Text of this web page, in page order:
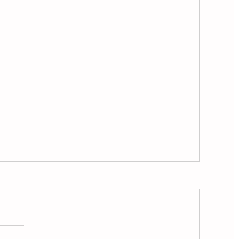
& After
キッズ、スッキリ綺麗に